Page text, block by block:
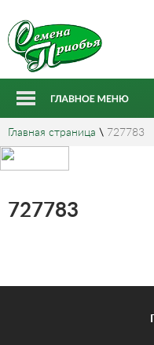
Главная страница \ 727783
727783